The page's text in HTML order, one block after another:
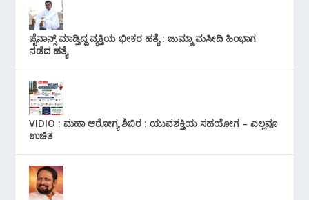
ಪೈನಾನ್ಸ್ ಮಾಡ್ತಿದ್ದ ವ್ಯಕ್ತಿಯ ಭೀಕರ‌ ಹತ್ಯೆ : ಜುಮ್ಮಾ ಮಸೀದಿ ಹಿಂಭಾಗ
ನಡೆದ ಹತ್ಯೆ
VIDIO : ಮಹಾ ಆರೋಗ್ಯ ಶಿಬಿರ : ಯುವಶಕ್ತಿಯ ಸಹಯೋಗ – ಎಲ್ಲವೂ
ಉಚಿತ